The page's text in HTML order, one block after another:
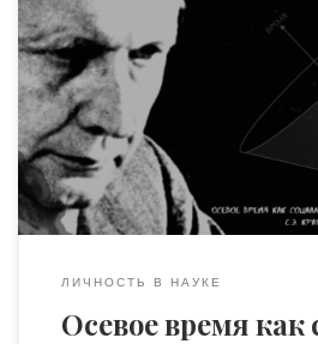
классической немецкой
Шеллингом). Упоминая об этом, К.
подвергает концепцию своих
серьезной критике и прежде
региональный, а не всемирно-
под Осевым временем они
время возникновения
триумфального шествия […]
ЛИЧНОСТЬ В НАУКЕ
Осевое время как